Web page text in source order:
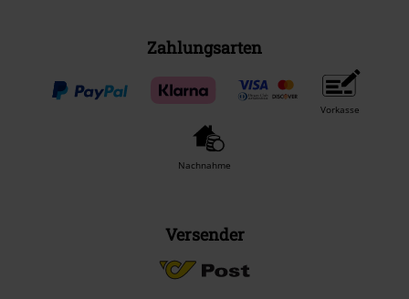
Zahlungsarten
Vorkasse
Nachnahme
Versender